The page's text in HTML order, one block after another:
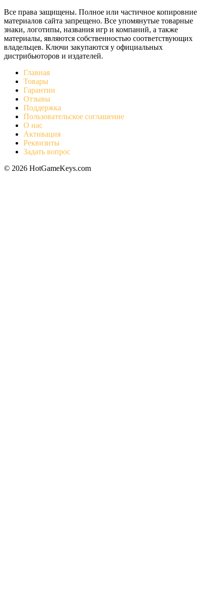
Все права защищены. Полное или частичное копировние
материалов сайта запрещено. Все упомянутые товарные
знаки, логотипы, названия игр и компаний, а также
материалы, являются собственностью соответствующих
владельцев. Ключи закупаются у официальных
дистрибьюторов и издателей.
Главная
Товары
Гарантии
Отзывы
Поддержка
Пользовательское соглашение
О нас
Активация
Реквизиты
Задать вопрос
© 2026 HotGameKeys.com